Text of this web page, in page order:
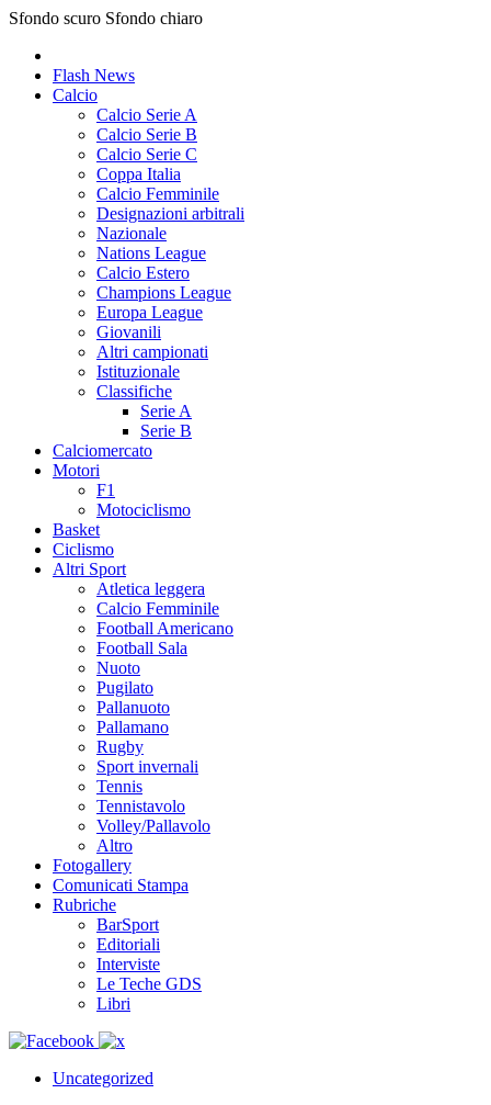
Sfondo scuro Sfondo chiaro
Flash News
Calcio
Calcio Serie A
Calcio Serie B
Calcio Serie C
Coppa Italia
Calcio Femminile
Designazioni arbitrali
Nazionale
Nations League
Calcio Estero
Champions League
Europa League
Giovanili
Altri campionati
Istituzionale
Classifiche
Serie A
Serie B
Calciomercato
Motori
F1
Motociclismo
Basket
Ciclismo
Altri Sport
Atletica leggera
Calcio Femminile
Football Americano
Football Sala
Nuoto
Pugilato
Pallanuoto
Pallamano
Rugby
Sport invernali
Tennis
Tennistavolo
Volley/Pallavolo
Altro
Fotogallery
Comunicati Stampa
Rubriche
BarSport
Editoriali
Interviste
Le Teche GDS
Libri
Uncategorized